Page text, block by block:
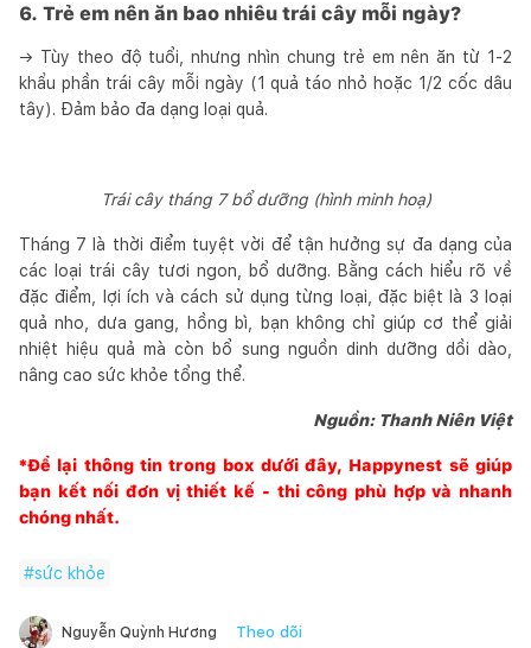
6. Trẻ em nên ăn bao nhiêu trái cây mỗi ngày?
→ Tùy theo độ tuổi, nhưng nhìn chung trẻ em nên ăn từ 1-2
khẩu phần trái cây mỗi ngày (1 quả táo nhỏ hoặc 1/2 cốc dâu
tây). Đảm bảo đa dạng loại quả.
Trái cây tháng 7 bổ dưỡng (hình minh hoạ)
Tháng 7 là thời điểm tuyệt vời để tận hưởng sự đa dạng của
các loại trái cây tươi ngon, bổ dưỡng. Bằng cách hiểu rõ về
đặc điểm, lợi ích và cách sử dụng từng loại, đặc biệt là 3 loại
quả nho, dưa gang, hồng bì, bạn không chỉ giúp cơ thể giải
nhiệt hiệu quả mà còn bổ sung nguồn dinh dưỡng dồi dào,
nâng cao sức khỏe tổng thể.
Nguồn: Thanh Niên Việt
*Để lại thông tin trong box dưới đây, Happynest sẽ giúp
bạn kết nối đơn vị thiết kế - thi công phù hợp và nhanh
chóng nhất.
#sức khỏe
Nguyễn Quỳnh Hương Theo dõi